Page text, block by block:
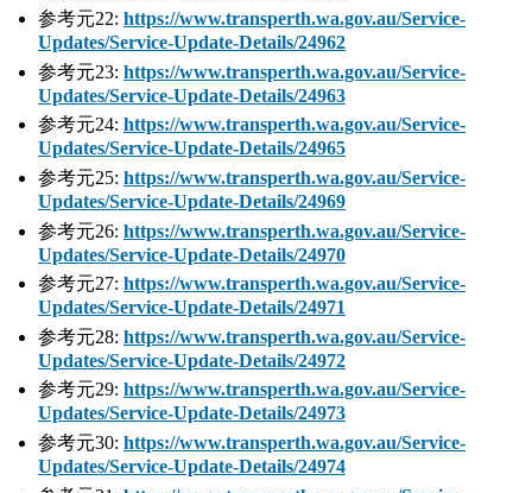
参考元22: https://www.transperth.wa.gov.au/Service-
Updates/Service-Update-Details/24962
参考元23: https://www.transperth.wa.gov.au/Service-
Updates/Service-Update-Details/24963
参考元24: https://www.transperth.wa.gov.au/Service-
Updates/Service-Update-Details/24965
参考元25: https://www.transperth.wa.gov.au/Service-
Updates/Service-Update-Details/24969
参考元26: https://www.transperth.wa.gov.au/Service-
Updates/Service-Update-Details/24970
参考元27: https://www.transperth.wa.gov.au/Service-
Updates/Service-Update-Details/24971
参考元28: https://www.transperth.wa.gov.au/Service-
Updates/Service-Update-Details/24972
参考元29: https://www.transperth.wa.gov.au/Service-
Updates/Service-Update-Details/24973
参考元30: https://www.transperth.wa.gov.au/Service-
Updates/Service-Update-Details/24974